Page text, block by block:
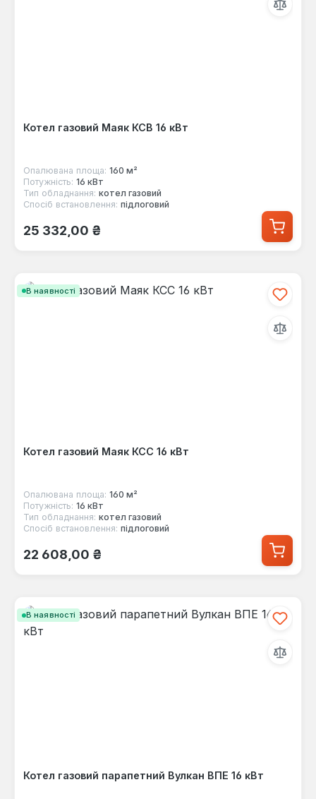
Котел газовий Маяк КСВ 16 кВт
Опалювана площа: 160 м²
Потужність: 16 кВт
Тип обладнання: котел газовий
Спосіб встановлення: підлоговий
Звичайна ціна:
25 332,00 ₴
В наявності
Котел газовий Маяк КСС 16 кВт
Опалювана площа: 160 м²
Потужність: 16 кВт
Тип обладнання: котел газовий
Спосіб встановлення: підлоговий
Звичайна ціна:
22 608,00 ₴
В наявності
Котел газовий парапетний Вулкан ВПЕ 16 кВт